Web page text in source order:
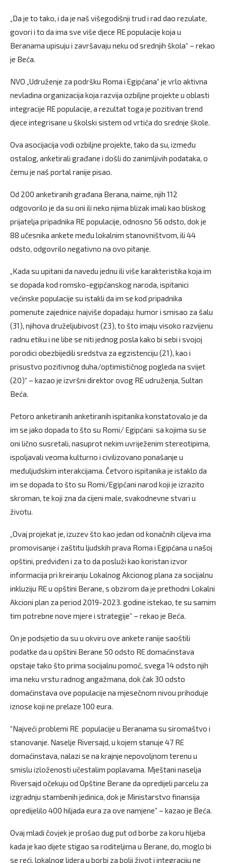
„Da je to tako, i da je naš višegodišnji trud i rad dao rezulate,
govori i to da ima sve više djece RE populacije koja u
Beranama upisuju i završavaju neku od srednjih škola“ – rekao
je Beća.
NVO „Udruženje za podršku Roma i Egipćana“ je vrlo aktivna
nevladina organizacija koja razvija ozbiljne projekte u oblasti
integracije RE populacije, a rezultat toga je pozitivan trend
djece integrisane u školski sistem od vrtića do srednje škole.
Ova asocijacija vodi ozbiljne projekte, tako da su, između
ostalog, anketirali građane i došli do zanimljivih podataka, o
čemu je naš portal ranije pisao.
Od 200 anketiranih građana Berana, naime, njih 112
odgovorilo je da su oni ili neko njima blizak imali kao bliskog
prijatelja pripadnika RE populacije, odnosno 56 odsto, dok je
88 učesnika ankete među lokalnim stanovništvom, ili 44
odsto, odgovrilo negativno na ovo pitanje.
„Kada su upitani da navedu jednu ili više karakteristika koja im
se dopada kod romsko-egipćanskog naroda, ispitanici
većinske populacije su istakli da im se kod pripadnika
pomenute zajednice najviše dopadaju: humor i smisao za šalu
(31), njihova druželjubivost (23), to što imaju visoko razvijenu
radnu etiku i ne libe se niti jednog posla kako bi sebi i svojoj
porodici obezbijedili sredstva za egzistenciju (21), kao i
prisustvo pozitivnog duha/optimističnog pogleda na svijet
(20)“ – kazao je izvršni direktor ovog RE udruženja, Sultan
Beća.
Petoro anketiranih anketiranih ispitanika konstatovalo je da
im se jako dopada to što su Romi/ Egipćani sa kojima su se
oni lično susretali, nasuprot nekim uvriježenim stereotipima,
ispoljavali veoma kulturno i civilizovano ponašanje u
međuljudskim interakcijama. Četvoro ispitanika je istaklo da
im se dopada to što su Romi/Egipćani narod koji je izrazito
skroman, te koji zna da cijeni male, svakodnevne stvari u
životu.
„Ovaj projekat je, izuzev što kao jedan od konačnih ciljeva ima
promovisanje i zaštitu ljudskih prava Roma i Egipćana u našoj
opštini, predviđen i za to da posluži kao koristan izvor
informacija pri kreiranju Lokalnog Akcionog plana za socijalnu
inkluziju RE u opštini Berane, s obzirom da je prethodni Lokalni
Akcioni plan za period 2019-2023. godine istekao, te su samim
tim potrebne nove mjere i strategije” – rekao je Beća.
On je podsjetio da su u okviru ove ankete ranije saoštili
podatke da u opštini Berane 50 odsto RE domaćinstava
opstaje tako što prima socijalnu pomoć, svega 14 odsto njih
ima neku vrstu radnog angažmana, dok čak 30 odsto
domaćinstava ove populacije na mjesečnom nivou prihoduje
iznose koji ne prelaze 100 eura.
“Najveći problemi RE populacije u Beranama su siromaštvo i
stanovanje. Naselje Riversajd, u kojem stanuje 47 RE
domaćinstava, nalazi se na krajnje nepovoljnom terenu u
smislu izloženosti učestalim poplavama. Mještani naselja
Riversajd očekuju od Opštine Berane da opredijeli parcelu za
izgradnju stambenih jedinica, dok je Ministarstvo finansija
opredijelilo 400 hiljada eura za ove namjene” – kazao je Beća.
Ovaj mladi čovjek je prošao dug put od borbe za koru hljeba
kada je kao dijete stigao sa roditeljima u Berane, do, moglo bi
se reći, lokalnog lidera u borbi za bolji život i integraciju ne